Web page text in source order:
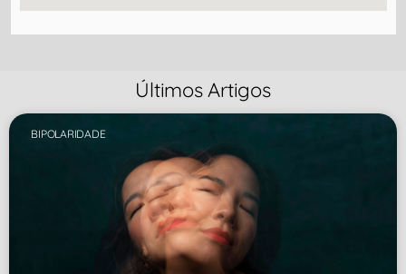
Últimos Artigos
BIPOLARIDADE